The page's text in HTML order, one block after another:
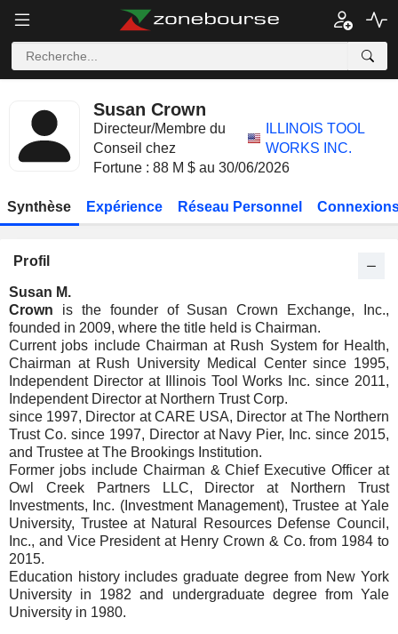
Susan Crown
Directeur/Membre du
Conseil chez
ILLINOIS TOOL
WORKS INC.
Fortune : 88 M $ au 30/06/2026
Synthèse Expérience Réseau Personnel
Profil
Susan M.
Crown is the founder of Susan Crown Exchange, Inc.,
founded in 2009, where the title held is Chairman.
Current jobs include Chairman at Rush System for Health,
Chairman at Rush University Medical Center since 1995,
Independent Director at Illinois Tool Works Inc. since 2011,
Independent Director at Northern Trust Corp.
since 1997, Director at CARE USA, Director at The Northern
Trust Co. since 1997, Director at Navy Pier, Inc. since 2015,
and Trustee at The Brookings Institution.
Former jobs include Chairman & Chief Executive Officer at
Owl Creek Partners LLC, Director at Northern Trust
Investments, Inc. (Investment Management), Trustee at Yale
University, Trustee at Natural Resources Defense Council,
Inc., and Vice President at Henry Crown & Co. from 1984 to
2015.
Education history includes graduate degree from New York
University in 1982 and undergraduate degree from Yale
University in 1980.